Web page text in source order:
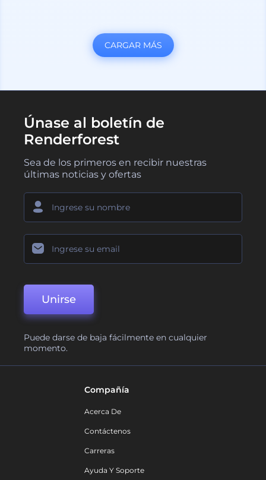
CARGAR MÁS
Únase al boletín de
Renderforest
Sea de los primeros en recibir nuestras
últimas noticias y ofertas
Unirse
Puede darse de baja fácilmente en cualquier
momento.
Compañía
Acerca De
Contáctenos
Carreras
Ayuda Y Soporte